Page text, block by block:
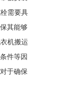
需要具
其能够
机搬运
件等因
于确保